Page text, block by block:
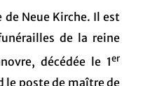
Neue Kirche. Il est
de la reine
décédée le 1er
le poste de maître de